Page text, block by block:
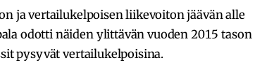
ja vertailukelpoisen liikevoiton jäävän alle
odotti näiden ylittävän vuoden 2015 tason
pysyvät vertailukelpoisina.